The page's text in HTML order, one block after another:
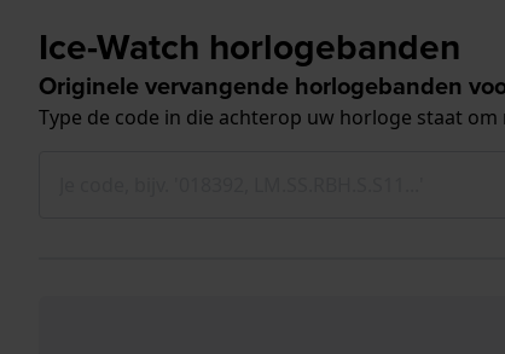
Ice-Watch horlogebanden
Originele vervangende horlogebanden
Type de code in die achterop uw horloge staat